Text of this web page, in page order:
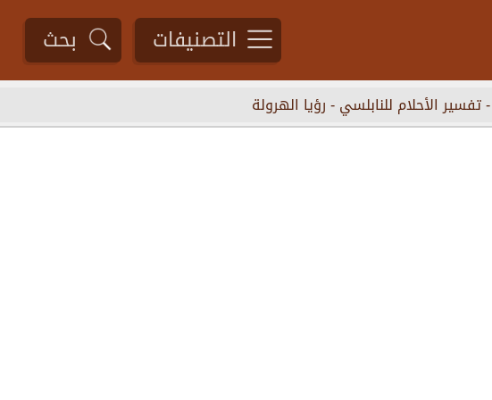
التصنيفات بحث
-تفسير الأحلام للنابلسي-رؤيا الهرولة